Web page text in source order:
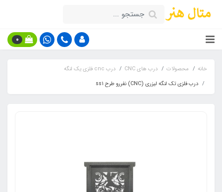
0
خانه محصولات درب های CNC
درب cnc فلزی یک لنگه
درب فلزی تک لنگه لیزری (CNC) نفررو طرح ss1